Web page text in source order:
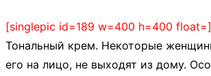
[singlepic id=189 w=400 h=400 float=]
Тональный крем. Некоторые
его на лицо, не выходят из дому.